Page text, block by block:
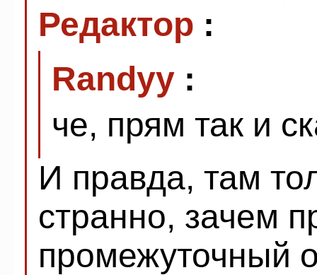
Редактор :
Randyy :
че, прям так и
И правда, там
странно, зачем
промежуточный